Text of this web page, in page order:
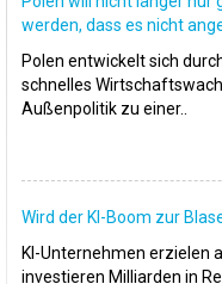
werden, dass es nicht
Polen entwickelt sich
schnelles
Außenpolitik zu einer..
Wird der KI-Boom zur
KI-Unternehmen erzielen
investieren Milliarden in